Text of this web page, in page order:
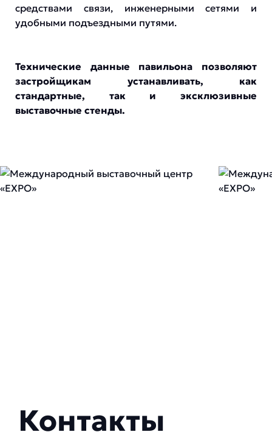
средствами связи, инженерными сетями и
удобными подъездными путями.
Технические данные павильона позволяют
застройщикам устанавливать, как
стандартные, так и эксклюзивные
выставочные стенды.
Контакты